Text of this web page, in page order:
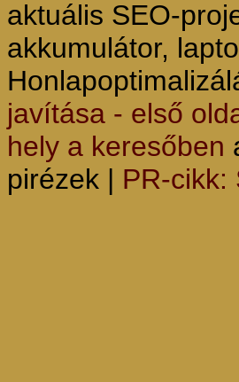
aktuális SEO-
akkumulátor,
javítása - első
hely a keresőben
pirézek | PR-cikk: